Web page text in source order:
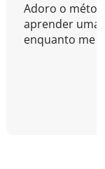
Adoro o
aprender uma
enquanto me